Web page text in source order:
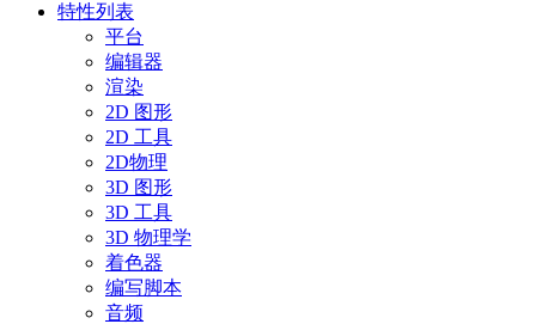
特性列表
平台
编辑器
渲染
2D 图形
2D 工具
2D物理
3D 图形
3D 工具
3D 物理学
着色器
编写脚本
音频